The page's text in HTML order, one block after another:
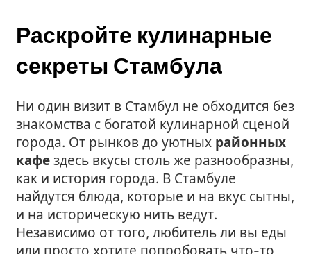
Раскройте кулинарные
секреты Стамбула
Ни один визит в Стамбул не обходится без
знакомства с богатой кулинарной сценой
города. От рынков до уютных районных
кафе здесь вкусы столь же разнообразны,
как и история города. В Стамбуле
найдутся блюда, которые и на вкус сытны,
и на историческую нить ведут.
Независимо от того, любитель ли вы еды